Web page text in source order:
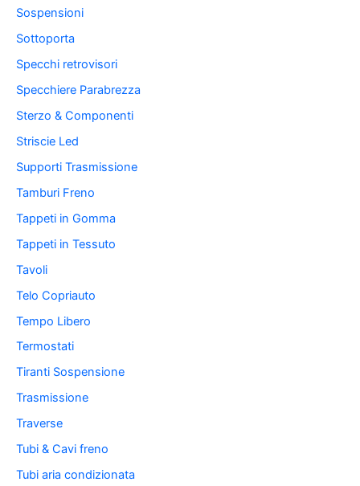
Sospensioni
Sottoporta
Specchi retrovisori
Specchiere Parabrezza
Sterzo & Componenti
Striscie Led
Supporti Trasmissione
Tamburi Freno
Tappeti in Gomma
Tappeti in Tessuto
Tavoli
Telo Copriauto
Tempo Libero
Termostati
Tiranti Sospensione
Trasmissione
Traverse
Tubi & Cavi freno
Tubi aria condizionata